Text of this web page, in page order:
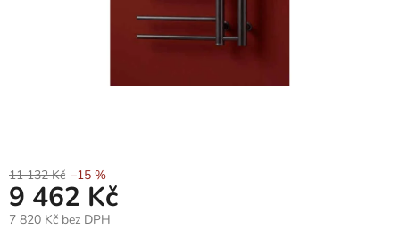
11 132 Kč –15 %
9 462 Kč
7 820 Kč bez DPH